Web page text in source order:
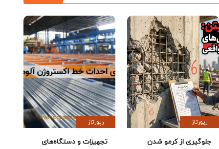
رپورتاژ
جلوگیری از کرمو شدن
رپورتاژ
تجهیزات و دستگاه‌های